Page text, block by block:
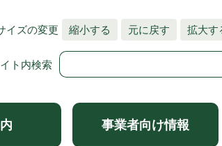
イズの変更 縮小する 元に戻す 拡大す
ト内検索
事業者向け情報